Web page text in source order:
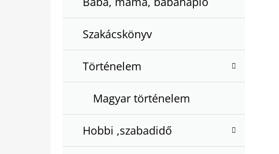
Szakácskönyv
Történelem
Magyar történelem
Hobbi ,szabadidő